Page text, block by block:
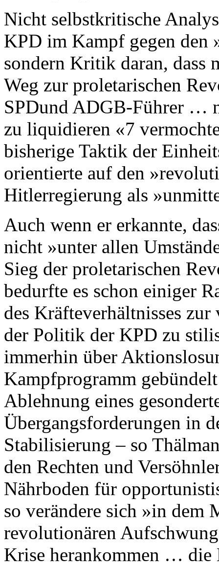
Nicht selbstkritische
KPD im Kampf gegen den
sondern Kritik daran, dass
Weg zur proletarischen
SPDund ADGB-Führer …
zu liquidieren «7
bisherige Taktik der
orientierte auf den
Hitlerregierung als
Auch wenn er erkannte,
nicht »unter allen
Sieg der proletarischen
bedurfte es schon einiger
des Kräfteverhältnisses
der Politik der KPD zu
immerhin über
Kampfprogramm
Ablehnung eines
Übergangsforderungen in
Stabilisierung – so
den Rechten und
Nährboden für
so verändere sich »in dem
revolutionären
Krise herankommen … die